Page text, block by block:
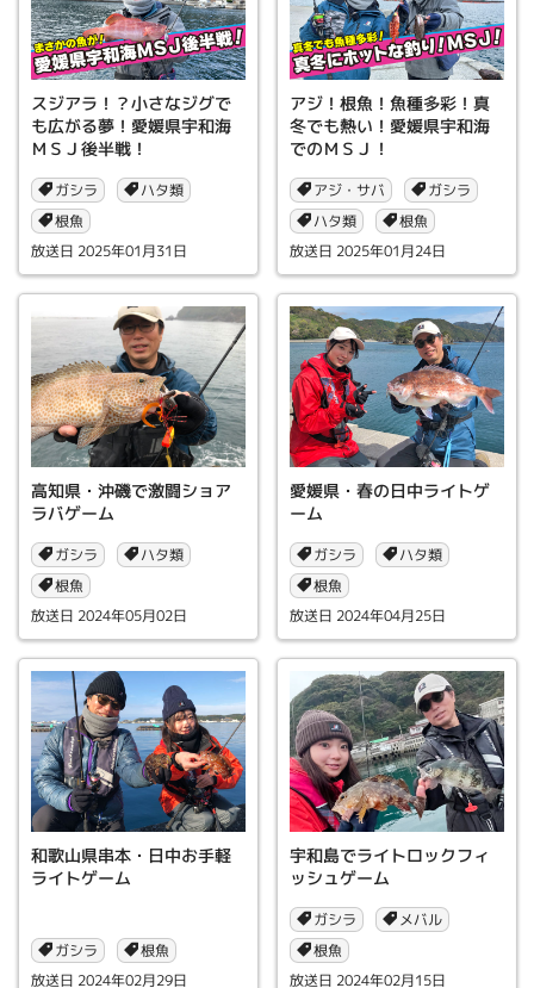
スジアラ！？小さなジグで
も広がる夢！愛媛県宇和海
ＭＳＪ後半戦！
ガシラ ハタ類
根魚
2025年01月31日
アジ！根魚！魚種多彩！真
冬でも熱い！愛媛県宇和海
でのＭＳＪ！
アジ・サバ
ガシラ
ハタ類
根魚
2025年01月24日
高知県・沖磯で激闘ショア
ラバゲーム
ガシラ ハタ類
根魚
2024年05月02日
愛媛県・春の日中ライトゲ
ーム
ガシラ ハタ類
根魚
2024年04月25日
和歌山県串本・日中お手軽
ライトゲーム
ガシラ 根魚
2024年02月29日
宇和島でライトロックフィ
ッシュゲーム
ガシラ メバル
根魚
2024年02月15日